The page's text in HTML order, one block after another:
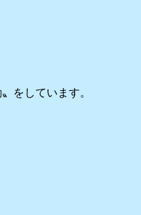
をしています。